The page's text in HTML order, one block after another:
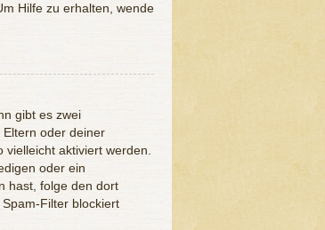
Hilfe zu erhalten, wende
gibt es zwei
oder deiner
aktiviert werden.
oder ein
hast, folge den dort
Filter blockiert